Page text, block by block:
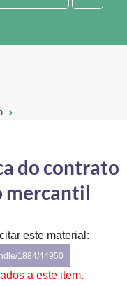
do contrato
mercantil
este material:
1884/44950
a este item.